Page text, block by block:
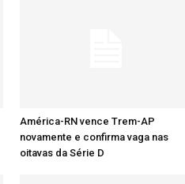
América-RN vence Trem-AP
novamente e confirma vaga nas
oitavas da Série D